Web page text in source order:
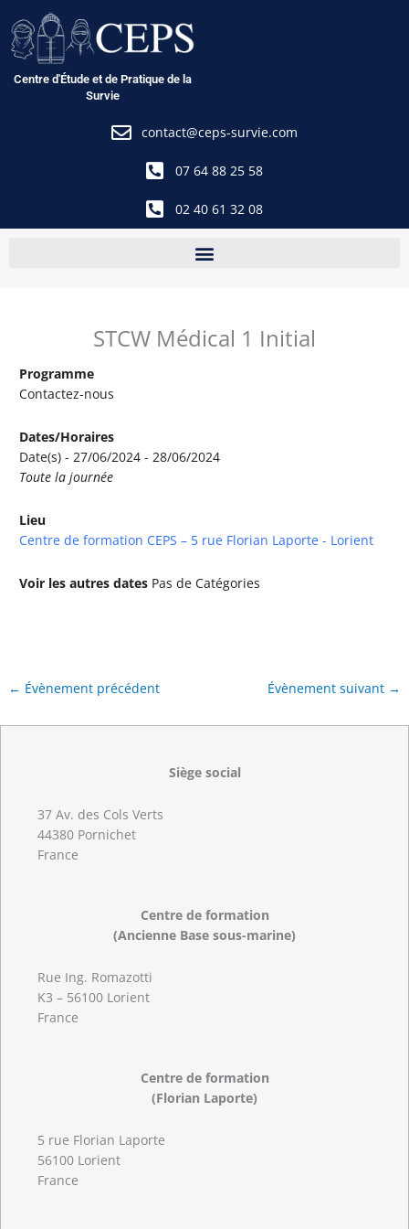
au
contenu
Centre d'Étude et de Pratique de la
Survie
contact@ceps-survie.com
07 64 88 25 58
02 40 61 32 08
STCW Médical 1 Initial
Programme
Contactez-nous
Dates/Horaires
Date(s) - 27/06/2024 - 28/06/2024
Toute la journée
Lieu
Centre de formation CEPS – 5 rue Florian Laporte - Lorient
Voir les autres dates Pas de Catégories
← Évènement précédent Évènement suivant →
Siège social
37 Av. des Cols Verts
44380 Pornichet
France
Centre de formation
(Ancienne Base sous-marine)
Rue Ing. Romazotti
K3 – 56100 Lorient
France
Centre de formation
(Florian Laporte)
5 rue Florian Laporte
56100 Lorient
France